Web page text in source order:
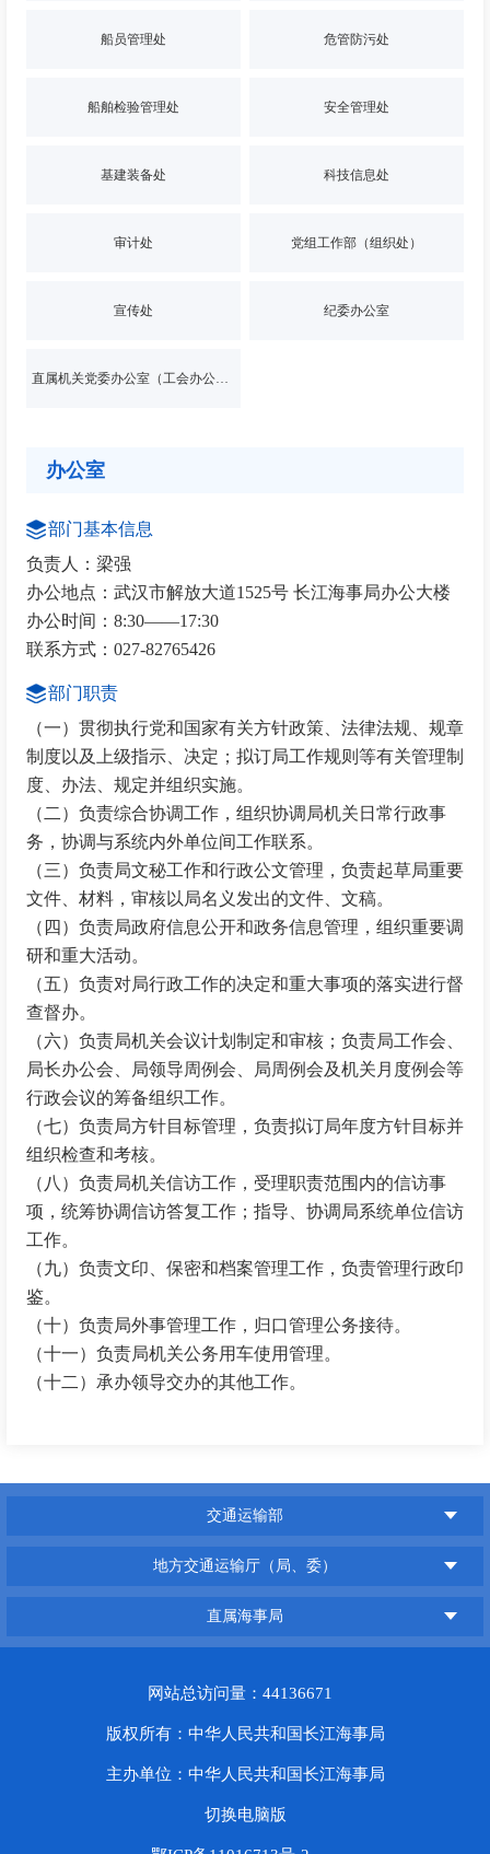
船员管理处 危管防污处
船舶检验管理处 安全管理处
基建装备处 科技信息处
审计处 党组工作部（组织处）
宣传处 纪委办公室
直属机关党委办公室（工会办公室）
办公室
部门基本信息
负责人：梁强
办公地点：武汉市解放大道1525号 长江海事局办公大楼
办公时间：8:30——17:30
联系方式：027-82765426
部门职责
（一）贯彻执行党和国家有关方针政策、法律法规、规章
制度以及上级指示、决定；拟订局工作规则等有关管理制
度、办法、规定并组织实施。
（二）负责综合协调工作，组织协调局机关日常行政事
务，协调与系统内外单位间工作联系。
（三）负责局文秘工作和行政公文管理，负责起草局重要
文件、材料，审核以局名义发出的文件、文稿。
（四）负责局政府信息公开和政务信息管理，组织重要调
研和重大活动。
（五）负责对局行政工作的决定和重大事项的落实进行督
查督办。
（六）负责局机关会议计划制定和审核；负责局工作会、
局长办公会、局领导周例会、局周例会及机关月度例会等
行政会议的筹备组织工作。
（七）负责局方针目标管理，负责拟订局年度方针目标并
组织检查和考核。
（八）负责局机关信访工作，受理职责范围内的信访事
项，统筹协调信访答复工作；指导、协调局系统单位信访
工作。
（九）负责文印、保密和档案管理工作，负责管理行政印
鉴。
（十）负责局外事管理工作，归口管理公务接待。
（十一）负责局机关公务用车使用管理。
（十二）承办领导交办的其他工作。
交通运输部
地方交通运输厅（局、委）
直属海事局
网站总访问量：44136671
版权所有：中华人民共和国长江海事局
主办单位：中华人民共和国长江海事局
切换电脑版